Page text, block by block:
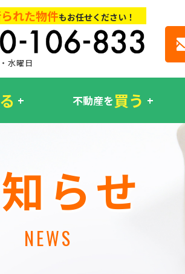
れた物件もお任せください！
水曜日
不動産を買う
らせ
NEWS